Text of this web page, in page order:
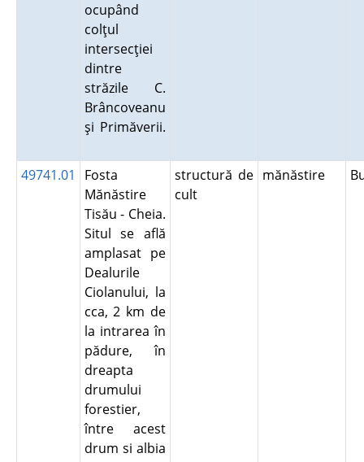
ocupând
colţul
intersecţiei
dintre
străzile C.
Brâncoveanu
şi Primăverii.
49741.01
Fosta
Mănăstire
Tisău - Cheia.
Situl se află
amplasat pe
Dealurile
Ciolanului, la
cca, 2 km de
la intrarea în
pădure, în
dreapta
drumului
forestier,
între acest
drum si albia
structură de
cult
mănăstire